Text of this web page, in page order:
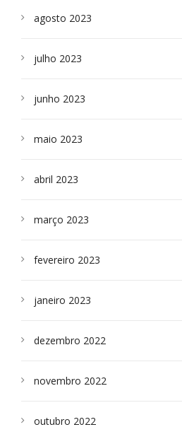
agosto 2023
julho 2023
junho 2023
maio 2023
abril 2023
março 2023
fevereiro 2023
janeiro 2023
dezembro 2022
novembro 2022
outubro 2022